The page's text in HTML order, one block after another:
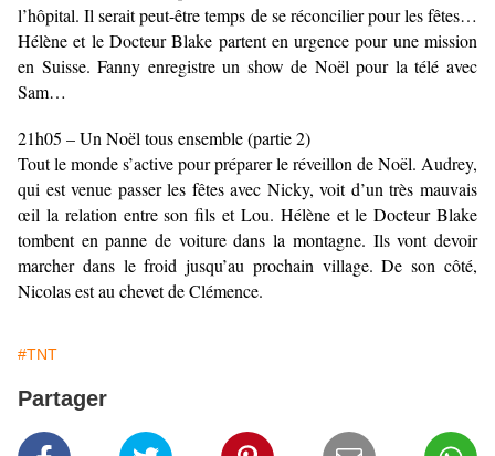
l’hôpital. Il serait peut-être temps de se réconcilier pour les fêtes…
Hélène et le Docteur Blake partent en urgence pour une mission
en Suisse. Fanny enregistre un show de Noël pour la télé avec
Sam…
21h05 – Un Noël tous ensemble (partie 2)
Tout le monde s’active pour préparer le réveillon de Noël. Audrey,
qui est venue passer les fêtes avec Nicky, voit d’un très mauvais
œil la relation entre son fils et Lou. Hélène et le Docteur Blake
tombent en panne de voiture dans la montagne. Ils vont devoir
marcher dans le froid jusqu’au prochain village. De son côté,
Nicolas est au chevet de Clémence.
#TNT
Partager